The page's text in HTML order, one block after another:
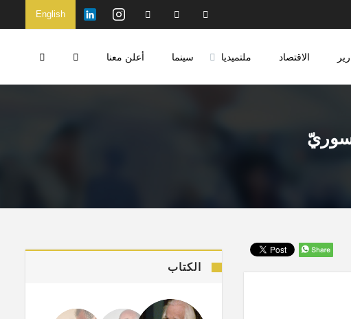
English
الاقتصاد ملتميديا سينما أعلن معنا
الكتاب